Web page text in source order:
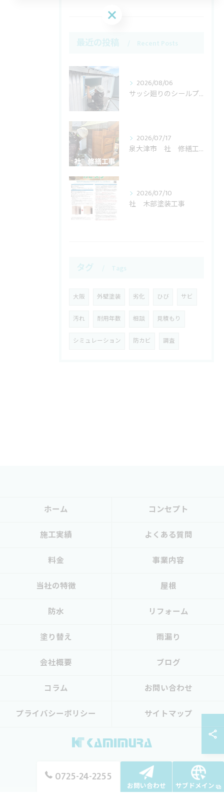
最近の投稿 Recent Posts
2026/08/06
サッシ廻りのシールプライマー塗布を行なっています。
2026/07/17
泉大津市 社 修繕工事
2026/07/10
社 木部塗装工事
タグ Tags
大阪 外壁塗装 劣化 ひび サビ
汚れ 耐用年数 相談 見積もり
シミュレーション 防カビ 調査
0725-24-2255
お問い合わせ サブドメイン
ホーム
コンセプト
施工実績
よくある質問
料金
事業内容
当社の特徴
屋根
防水
リフォーム
塗り替え
雨漏り
会社概要
ブログ
コラム
お問い合わせ
プライバシーポリシー
サイトマップ
© 2026 大阪の外壁塗装なら上村塗装店 ALL RIGHTS RESERVED.
お問い合わせはこちら